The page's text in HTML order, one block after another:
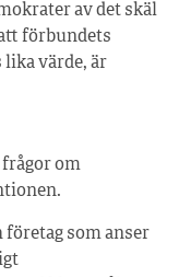
av det skäl
förbundets
lika värde, är
om
som anser